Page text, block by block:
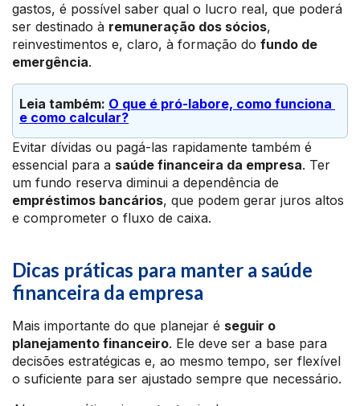
gastos, é possível saber qual o lucro real, que poderá
ser destinado à remuneração dos sócios,
reinvestimentos e, claro, à formação do fundo de
emergência.
Leia também: O que é pró-labore, como funciona
e como calcular?
Evitar dívidas ou pagá-las rapidamente também é
essencial para a saúde financeira da empresa. Ter
um fundo reserva diminui a dependência de
empréstimos bancários, que podem gerar juros altos
e comprometer o fluxo de caixa.
Dicas práticas para manter a saúde
financeira da empresa
Mais importante do que planejar é seguir o
planejamento financeiro. Ele deve ser a base para
decisões estratégicas e, ao mesmo tempo, ser flexível
o suficiente para ser ajustado sempre que necessário.